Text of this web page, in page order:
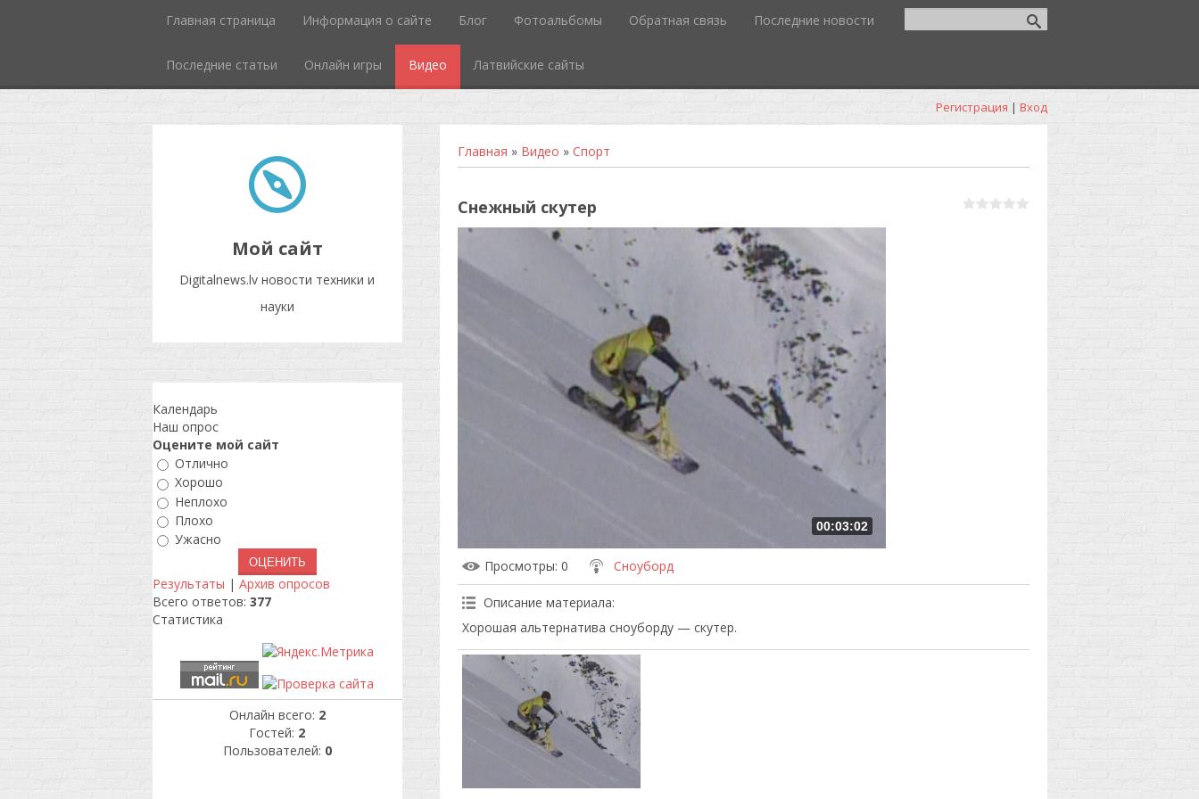
Главная страница Информация о сайте Блог Фотоальбомы Обратная связь Последние новости
Последние статьи Онлайн игры Видео Латвийские сайты
Регистрация | Вход
Мой сайт
Digitalnews.lv новости техники и
науки
Главная » Видео » Спорт
Снежный скутер
00:03:02
Просмотры: 0 Сноуборд
Описание материала:
Хорошая альтернатива сноуборду — скутер.
Календарь
Наш опрос
Оцените мой сайт
Отлично
Хорошо
Неплохо
Плохо
Ужасно
Результаты | Архив опросов
Всего ответов: 377
Статистика
Онлайн всего: 2
Гостей: 2
Пользователей: 0